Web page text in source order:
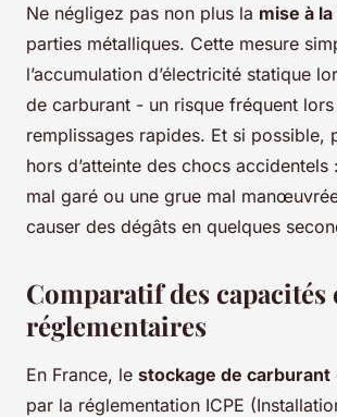
Ne négligez pas non plus la mise à
parties métalliques. Cette mesure
l’accumulation d’électricité statique
de carburant - un risque fréquent
remplissages rapides. Et si possible,
hors d’atteinte des chocs accidentels
mal garé ou une grue mal
causer des dégâts en quelques
Comparatif des capacités
réglementaires
En France, le stockage de carburant
par la réglementation ICPE